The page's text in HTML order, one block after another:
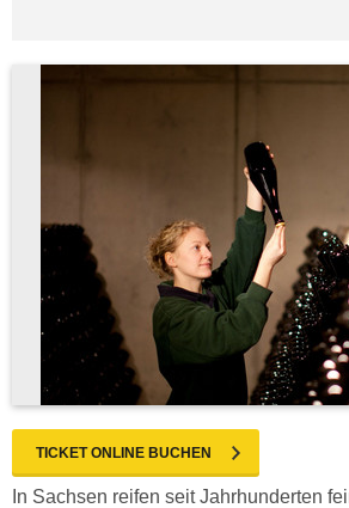
TICKET ONLINE BUCHEN
In Sachsen reifen seit Jahrhunderten